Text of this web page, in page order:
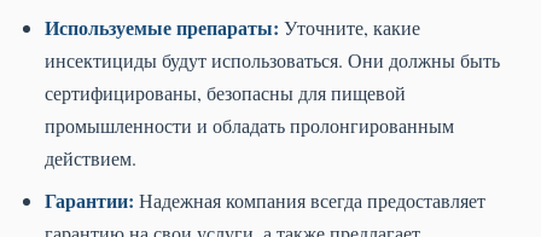
Используемые препараты: Уточните, какие
инсектициды будут использоваться. Они должны быть
сертифицированы, безопасны для пищевой
промышленности и обладать пролонгированным
действием.
Гарантии: Надежная компания всегда предоставляет